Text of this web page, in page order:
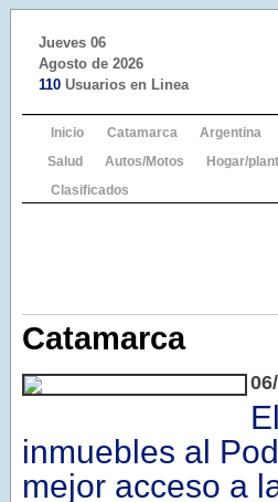
Jueves 06
Agosto de 2026
110 Usuarios en Linea
Inicio Catamarca Argentina
Salud
Autos/Motos Hogar/
Clasificados
Catamarca
inmuebles al
mejor acceso a